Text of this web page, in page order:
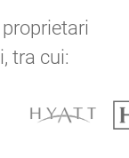
tra cui: